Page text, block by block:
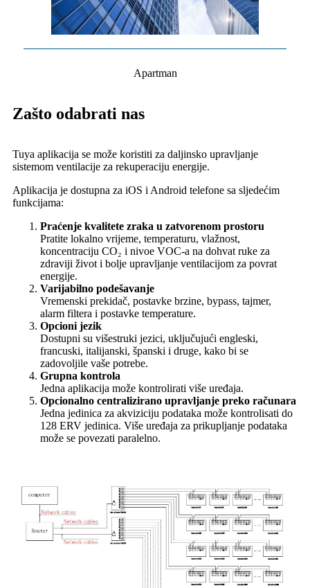
Apartman
Zašto odabrati nas
Tuya aplikacija se može koristiti za daljinsko upravljanje
sistemom ventilacije za rekuperaciju energije.
Aplikacija je dostupna za iOS i Android telefone sa sljedećim
funkcijama:
Praćenje kvalitete zraka u zatvorenom prostoru
Pratite lokalno vrijeme, temperaturu, vlažnost,
koncentraciju CO₂ i nivoe VOC-a na dohvat ruke za
zdraviji život i bolje upravljanje ventilacijom za povrat
energije.
Varijabilno podešavanje
Vremenski prekidač, postavke brzine, bypass, tajmer,
alarm filtera i postavke temperature.
Opcioni jezik
Dostupni su višestruki jezici, uključujući engleski,
francuski, italijanski, španski i druge, kako bi se
zadovoljile vaše potrebe.
Grupna kontrola
Jedna aplikacija može kontrolirati više uređaja.
Opcionalno centralizirano upravljanje preko računara
Jedna jedinica za akviziciju podataka može kontrolisati do
128 ERV jedinica. Više uređaja za prikupljanje podataka
može se povezati paralelno.